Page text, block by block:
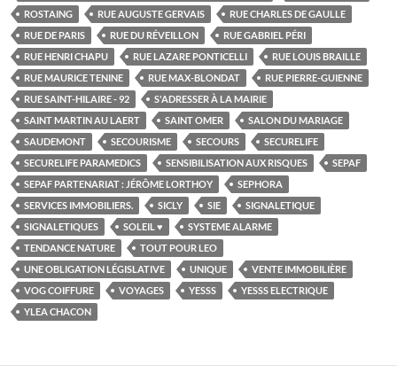
ROSTAING
RUE AUGUSTE GERVAIS
RUE CHARLES DE GAULLE
RUE DE PARIS
RUE DU RÉVEILLON
RUE GABRIEL PÉRI
RUE HENRI CHAPU
RUE LAZARE PONTICELLI
RUE LOUIS BRAILLE
RUE MAURICE TENINE
RUE MAX-BLONDAT
RUE PIERRE-GUIENNE
RUE SAINT-HILAIRE - 92
S'ADRESSER À LA MAIRIE
SAINT MARTIN AU LAERT
SAINT OMER
SALON DU MARIAGE
SAUDEMONT
SECOURISME SECOURS
SECURELIFE
SECURELIFE PARAMEDICS
SENSIBILISATION AUX RISQUES
SEPAF
SEPAF PARTENARIAT : JÉRÔME LORTHOY
SEPHORA
SERVICES IMMOBILIERS.
SICLY SIE
SIGNALETIQUE
SIGNALETIQUES
SOLEIL ♥
SYSTEME ALARME
TENDANCE NATURE
TOUT POUR LEO
UNE OBLIGATION LÉGISLATIVE
UNIQUE
VENTE IMMOBILIÈRE
VOG COIFFURE
VOYAGES YESSS
YESSS ELECTRIQUE
YLEA CHACON